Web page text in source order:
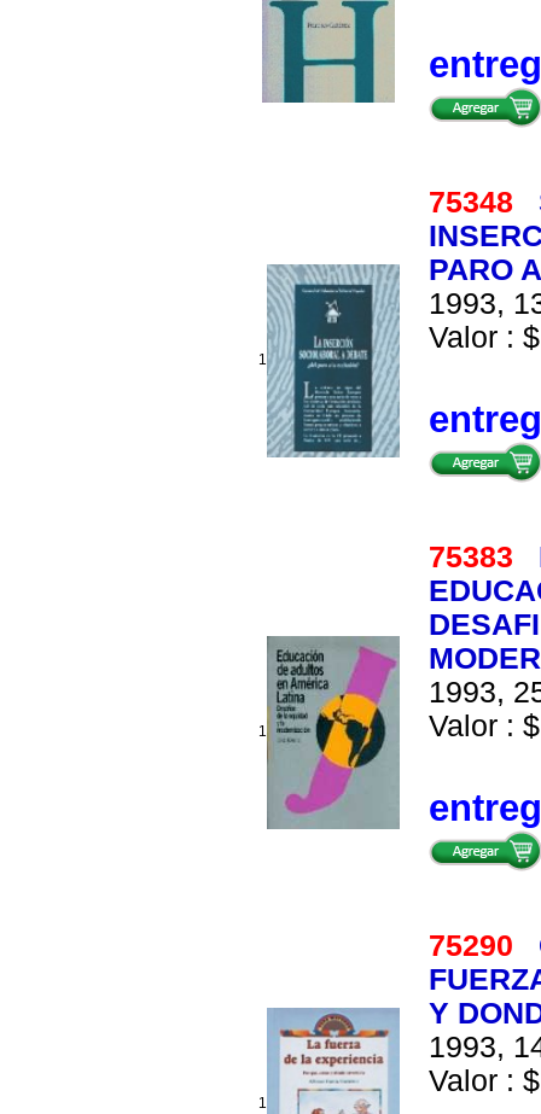
1
75348
PARO
1993,
Valor :
1
75383
1993,
Valor :
1
75290
Y
1993,
Valor :